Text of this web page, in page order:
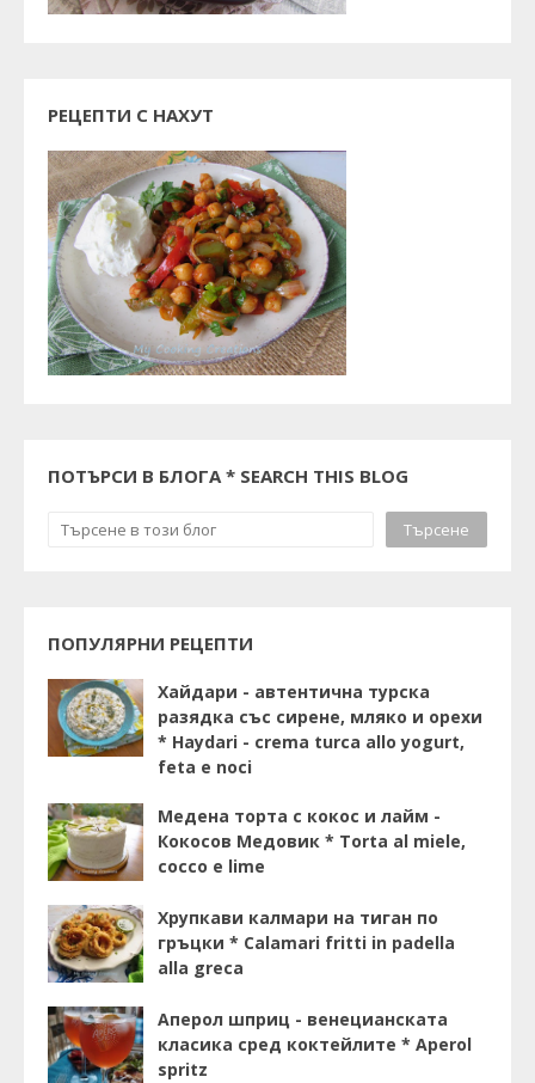
РЕЦЕПТИ С НАХУТ
ПОТЪРСИ В БЛОГА * SEARCH THIS BLOG
ПОПУЛЯРНИ РЕЦЕПТИ
Хайдари - автентична турска
разядка със сирене, мляко и орехи
* Haydari - crema turca allo yogurt,
feta e noci
Медена торта с кокос и лайм -
Кокосов Медовик * Torta al miele,
cocco e lime
Хрупкави калмари на тиган по
гръцки * Calamari fritti in padella
alla greca
Аперол шприц - венецианската
класика сред коктейлите * Aperol
spritz